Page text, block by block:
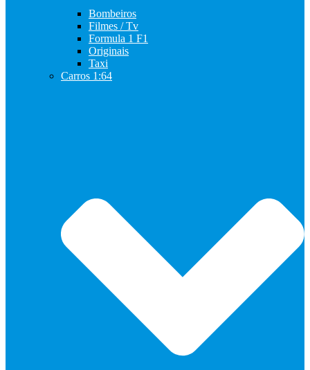
Bombeiros
Filmes / Tv
Formula 1 F1
Originais
Taxi
Carros 1:64